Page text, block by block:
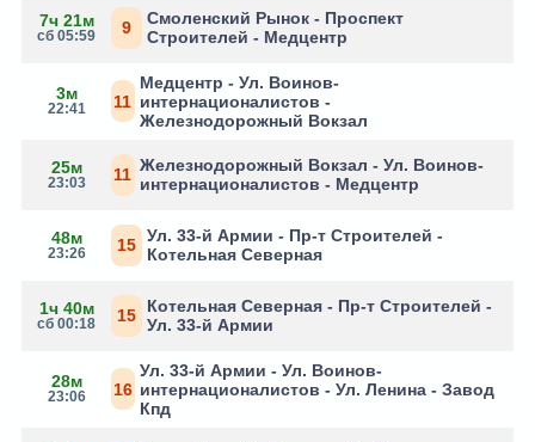
7ч 21м
сб 05:59 9
Смоленский Рынок - Проспект
Строителей - Медцентр
3м
22:41 11
Медцентр - Ул. Воинов-
интернационалистов -
Железнодорожный Вокзал
25м
23:03 11 Железнодорожный Вокзал - Ул. Воинов-
интернационалистов - Медцентр
48м
23:26 15 Ул. 33-й Армии - Пр-т Строителей -
Котельная Северная
1ч 40м
сб 00:18 15
Котельная Северная - Пр-т Строителей -
Ул. 33-й Армии
28м
23:06 16
Ул. 33-й Армии - Ул. Воинов-
интернационалистов - Ул. Ленина - Завод
Кпд